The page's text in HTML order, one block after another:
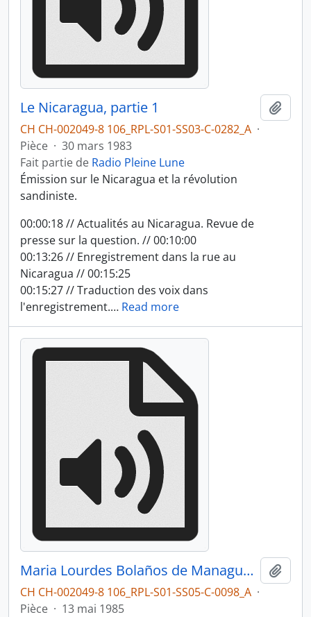
Le Nicaragua, partie 1
CH CH-002049-8 106_RPL-S01-SS03-C-0282_A ·
Pièce · 30 mars 1983
Fait partie de Radio Pleine Lune
Émission sur le Nicaragua et la révolution
sandiniste.
00:00:18 // Actualités au Nicaragua. Revue de
presse sur la question. // 00:10:00
00:13:26 // Enregistrement dans la rue au
Nicaragua // 00:15:25
00:15:27 // Traduction des voix dans
l'enregistrement.… Read more
Maria Lourdes Bolaños de Managua au Nicaragua, partie 1
CH CH-002049-8 106_RPL-S01-SS05-C-0098_A ·
Pièce · 13 mai 1985